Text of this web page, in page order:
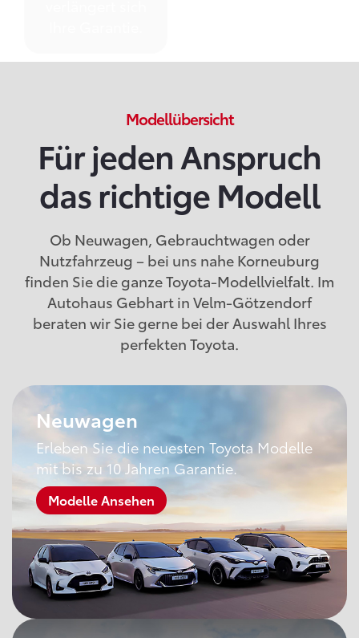
Modellübersicht
Für jeden Anspruch
das richtige Modell
Ob Neuwagen, Gebrauchtwagen oder
Nutzfahrzeug – bei uns nahe Korneuburg
finden Sie die ganze Toyota-Modellvielfalt. Im
Autohaus Gebhart in Velm-Götzendorf
beraten wir Sie gerne bei der Auswahl Ihres
perfekten Toyota.
Neuwagen
Erleben Sie die neuesten Toyota Modelle
mit bis zu 10 Jahren Garantie.
Modelle Ansehen